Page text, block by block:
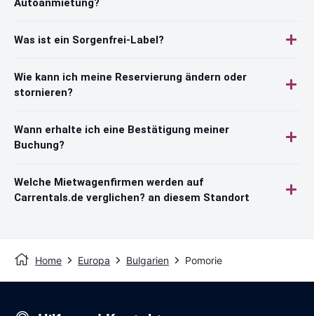
Autoanmietung?
Was ist ein Sorgenfrei-Label?
Wie kann ich meine Reservierung ändern oder
stornieren?
Wann erhalte ich eine Bestätigung meiner
Buchung?
Welche Mietwagenfirmen werden auf
Carrentals.de verglichen? an diesem Standort
Home Europa Bulgarien Pomorie